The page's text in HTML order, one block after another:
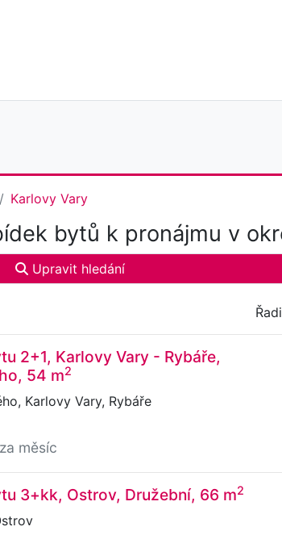
Karlovy Vary
bytů k pronájmu v
Upravit hledání
2+1, Karlovy Vary - Rybáře,
54 m2
Karlovy Vary, Rybáře
měsíc
3+kk, Ostrov, Družební, 66 m2